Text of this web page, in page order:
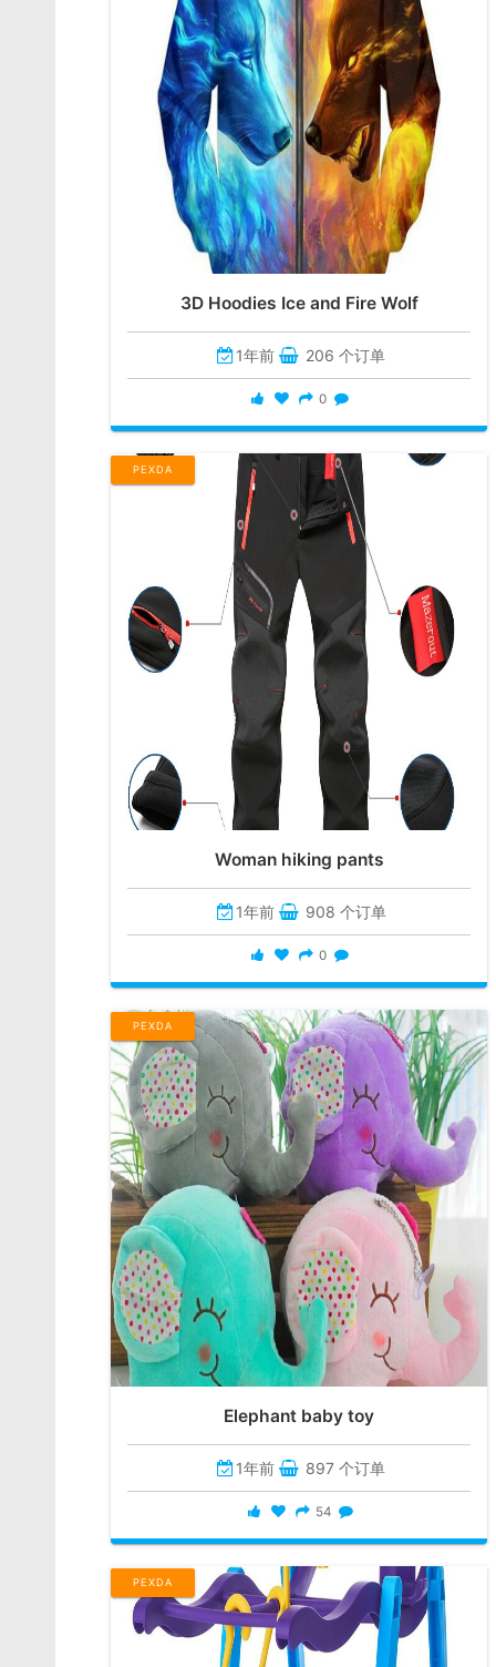
3D Hoodies Ice and Fire Wolf
1年前 206 个订单
0
PEXDA
Woman hiking pants
1年前 908 个订单
0
PEXDA
Elephant baby toy
1年前 897 个订单
54
PEXDA